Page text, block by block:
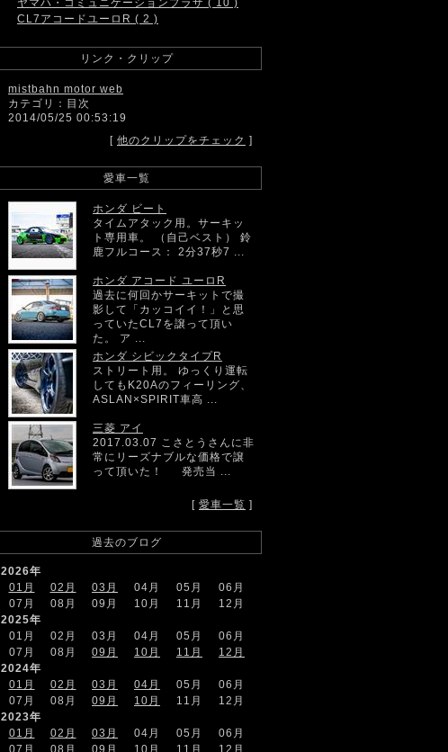
ヤマハ・コミュニケーションプラザ ( 10 )
CL7アコードユーロR ( 2 )
リンク・クリップ
mistbahn motor web
カテゴリ：目次
2014/05/25 00:53:19
[ 他のクリップをチェック ]
愛車一覧
ホンダ ビート
タイムアタック用。サーキッ
ト専用車。 （自己ベスト） 鈴
鹿フルコース： 2分37秒7 ...
ホンダ アコード ユーロR
過去に何回かサーキットで撮
影して「カッコイイ！」と思
っていたCL7を譲って頂い
た。 ア ...
ホンダ シビックタイプR
ストリート用。 ゆっくり運転
してもK20Aのフィーリング、
ASLAN×SPIRIT車高 ...
三菱 アイ
2017.03.07 こさとうさんに非
常にリーズナブルな価格で譲
って頂いた！ 発売当 ...
[ 愛車一覧 ]
過去のブログ
2026年
01月
02月 03月 04月 05月
06月
07月
08月 09月 10月 11月
12月
2025年
01月
02月 03月 04月 05月
06月
07月
08月 09月 10月 11月
12月
2024年
01月
02月 03月 04月 05月
06月
07月
08月 09月 10月 11月
12月
2023年
01月
02月 03月 04月 05月
06月
07月
08月 09月 10月 11月
12月